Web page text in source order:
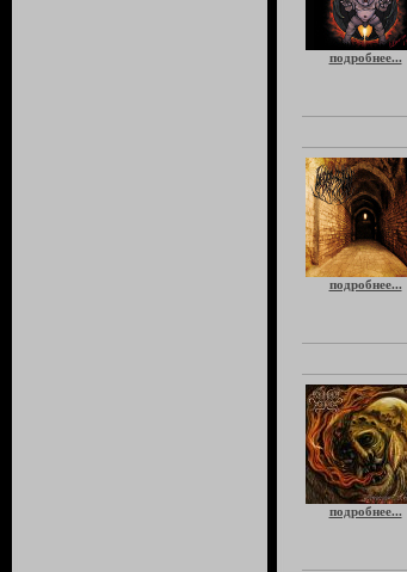
подробнее...
подробнее...
подробнее...